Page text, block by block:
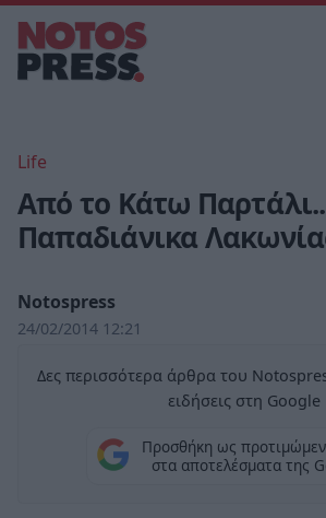
Life
Από το Κάτω
Παπαδιάνικα
Notospress
24/02/2014 12:21
Δες περισσότερα άρθρα του
ειδήσεις στη Google
Προσθήκη ως
στα αποτελέσματα της